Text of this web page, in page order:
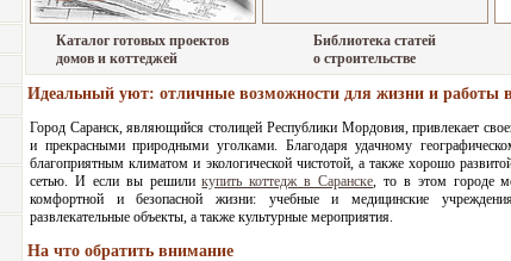
Каталог готовых проектов
домов и коттеджей
Библиотека статей
о строительстве
Идеальный уют: отличные возможности для жизни и работы
Город Саранск, являющийся столицей Республики Мордовия, привлекает
и прекрасными природными уголками. Благодаря удачному
благоприятным климатом и экологической чистотой, а также хорошо
сетью. И если вы решиликупить коттедж в Саранске, то в этом городе
комфортной и безопасной жизни: учебные и медицинские
развлекательные объекты, а также культурные мероприятия.
На что обратить внимание